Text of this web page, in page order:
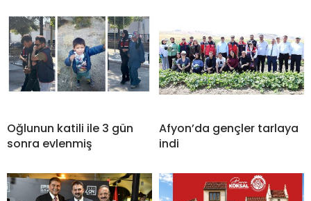
Oğlunun katili ile 3 gün
sonra evlenmiş
Afyon’da gençler tarlaya
indi